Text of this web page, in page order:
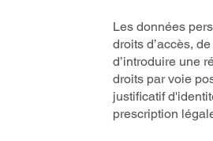
Les données
droits d’accès,
d’introduire une
droits par voie
justificatif
prescription